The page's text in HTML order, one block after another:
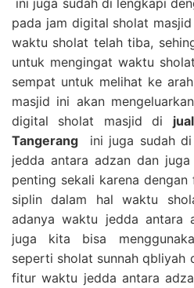
pada jam digital sholat
waktu sholat telah tiba,
untuk mengingat waktu
sempat untuk melihat ke
masjid ini akan
digital sholat masjid di
Tangerang ini juga sudah di
jedda antara adzan dan
penting sekali karena
siplin dalam hal waktu
adanya waktu jedda antara
juga kita bisa
seperti sholat sunnah qbliyah
fitur waktu jedda antara